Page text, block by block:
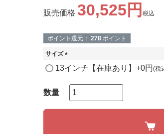
販売価格 30,525 税込
ポイント還元： 278 ポイント
サイズ
必
13インチ【在庫あり】 +0 税